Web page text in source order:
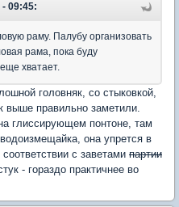
09:45:
раму. Палубу организовать
рама, пока буду
хватает.
головняк, со стыковкой,
выше правильно заметили.
глиссирующем понтоне, там
она упрется в
с заветами партии
- гораздо практичнее во